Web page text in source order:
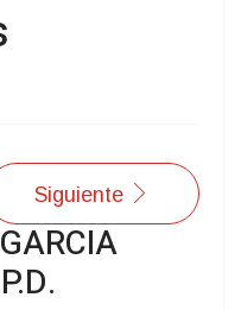
Siguiente